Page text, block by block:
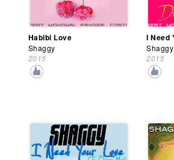
Habibi Love
Shaggy
2015
Shaggy
2015